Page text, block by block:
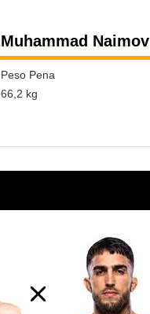
Muhammad Naimov
Peso Pena
66,2 kg